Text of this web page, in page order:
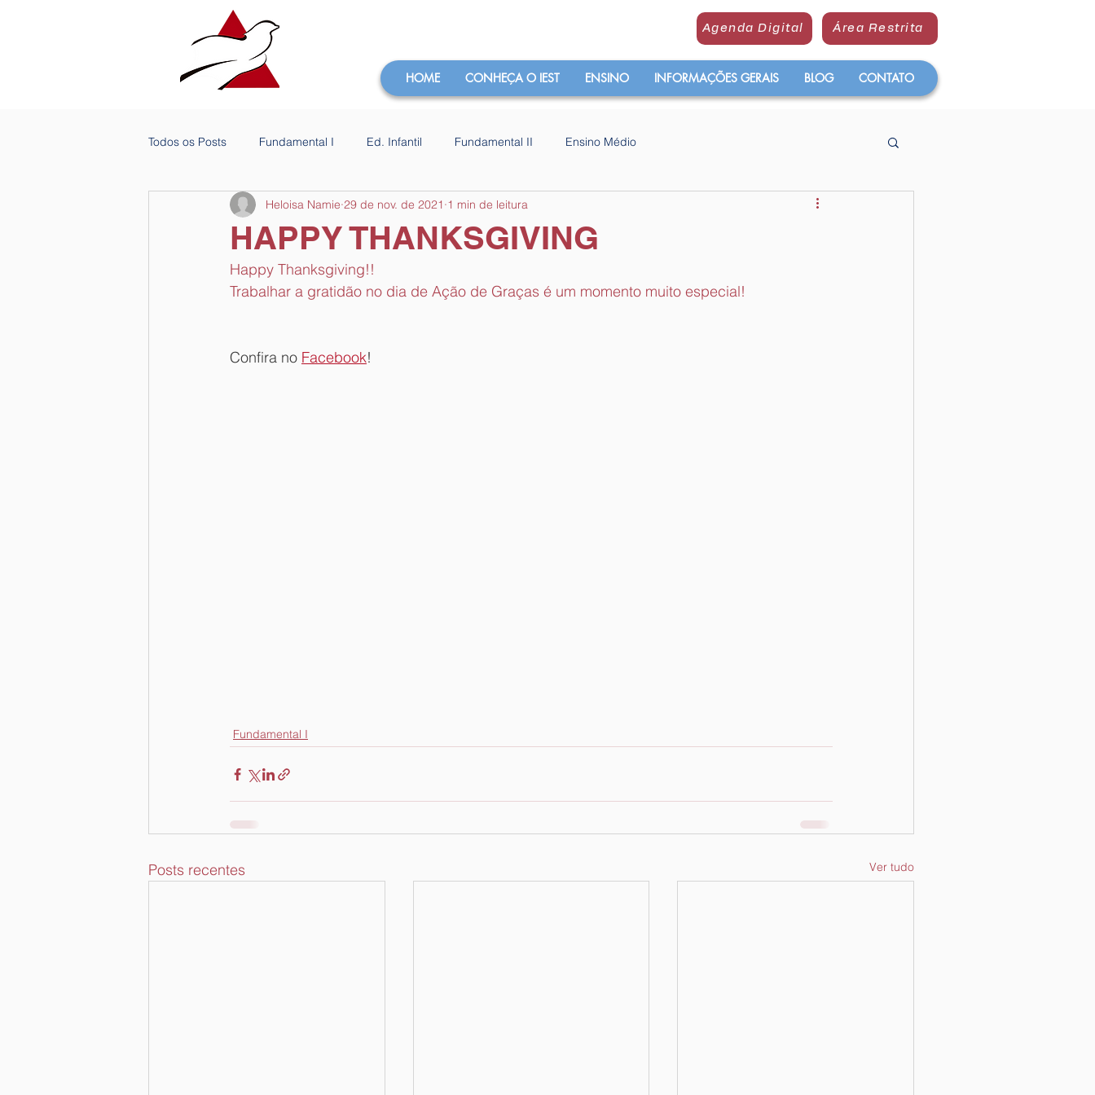
Agenda Digital Área Restrita
HOME CONHEÇA O IEST ENSINO INFORMAÇÕES GERAIS BLOG CONTATO
Todos os Posts Fundamental I Ed. Infantil Fundamental II Ensino Médio
HAPPY THANKSGIVING
Heloisa Namie 29 de nov. de 2021 1 min de leitura
Happy Thanksgiving!!
Trabalhar a gratidão no dia de Ação de Graças é um momento muito especial!
Confira no Facebook!
Fundamental I
Posts recentes Ver tudo